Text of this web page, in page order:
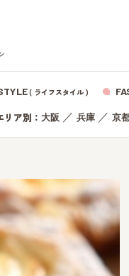
( ライフスタイル )
リア別： 大阪 ／ 兵庫／ 京